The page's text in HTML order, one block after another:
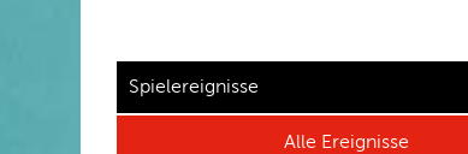
Spielereignisse
Alle Ereignisse